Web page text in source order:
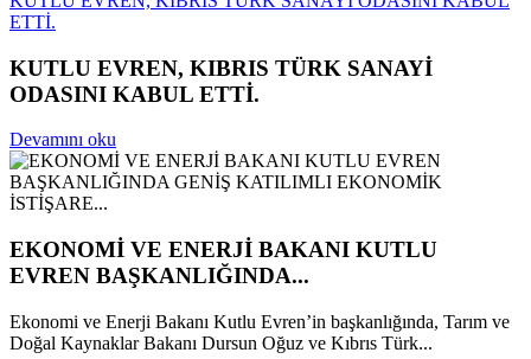
ETTİ.
KUTLU EVREN, KIBRIS TÜRK SANAYİ
ODASINI KABUL ETTİ.
Devamını oku
EKONOMİ VE ENERJİ BAKANI KUTLU
EVREN BAŞKANLIĞINDA...
Ekonomi ve Enerji Bakanı Kutlu Evren’in başkanlığında, Tarım ve
Doğal Kaynaklar Bakanı Dursun Oğuz ve Kıbrıs Türk...